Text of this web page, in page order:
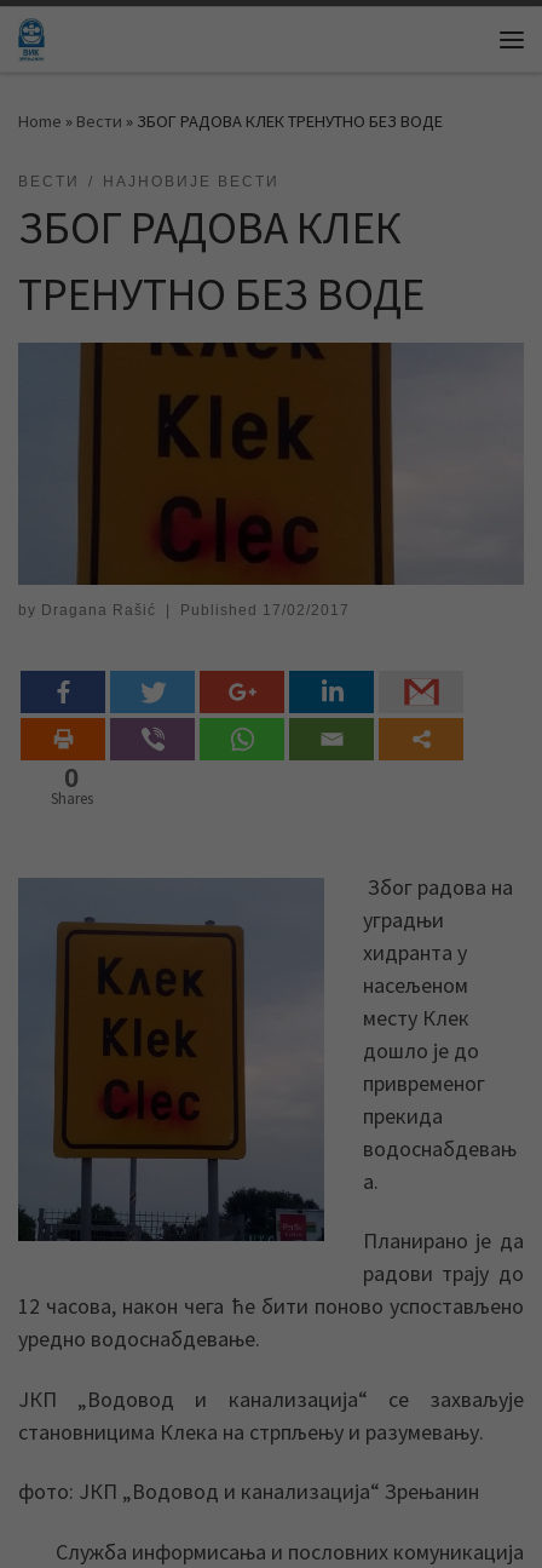
Skip to content
Home » Вести » ЗБОГ РАДОВА КЛЕК ТРЕНУТНО БЕЗ ВОДЕ
ВЕСТИ НАЈНОВИЈЕ ВЕСТИ
ЗБОГ РАДОВА КЛЕК
ТРЕНУТНО БЕЗ ВОДЕ
by Dragana Rašić Published 17/02/2017
0
Shares
Због радова на
уградњи
хидранта у
насељеном
месту Клек
дошло је до
привременог
прекида
водоснабдевањ
а.
Планирано је да
радови трају до
12 часова, након чега ће бити поново успостављено
уредно водоснабдевање.
ЈКП „Водовод и канализација“ се захваљује
становницима Клека на стрпљењу и разумевању.
фото: ЈКП „Водовод и канализација“ Зрењанин
Служба информисања и пословних комуникација